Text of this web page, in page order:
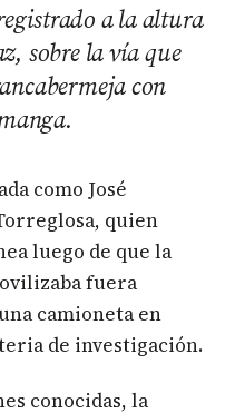
a la altura
sobre la vía que
con
como José
quien
luego de que la
fuera
camioneta en
de investigación.
conocidas, la